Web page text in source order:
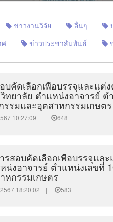
ข่าวงานวิจัย อื่นๆ
ศ ข่าวประชาสัมพันธ์
บคัดเลือกเพื่อบรรจุและแต่
ทยาลัย ตำแหน่งอาจารย์
รรมและอุตสาหกรรมเกษตร
10:27:09 | 648
รสอบคัดเลือกเพื่อบรรจุแล
น่งอาจารย์ ตำแหน่งเลขที่
หกรรมเกษตร
2567 18:20:02 | 583